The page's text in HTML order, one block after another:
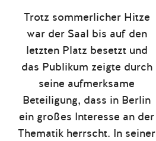
Trotz sommerlicher Hitze
war der Saal bis auf den
letzten Platz besetzt und
das Publikum zeigte durch
seine aufmerksame
Beteiligung, dass in Berlin
ein großes Interesse an der
Thematik herrscht. In seiner